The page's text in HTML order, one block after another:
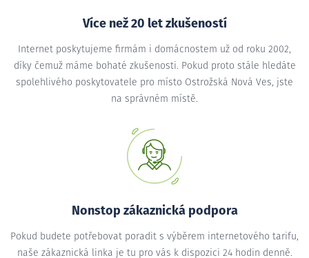
Více než 20 let zkušeností
Internet poskytujeme firmám i domácnostem už od roku 2002,
díky čemuž máme bohaté zkušenosti. Pokud proto stále hledáte
spolehlivého poskytovatele pro místo Ostrožská Nová Ves, jste
na správném místě.
Nonstop zákaznická podpora
Pokud budete potřebovat poradit s výběrem internetového tarifu,
naše zákaznická linka je tu pro vás k dispozici 24 hodin denně.